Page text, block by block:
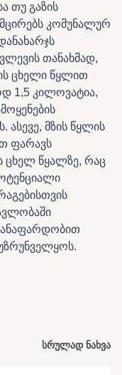
თუ გაზის
კომუნალურ
თანახმად,
ცხელი წყლით
1,5 კილოვატია,
ასევე, მზის წყლის
ფარავს
ცხელ წყალზე, რაც
სრულად ნახვა